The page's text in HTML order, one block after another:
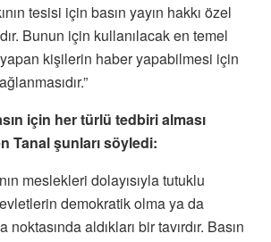
tesisi için basın yayın hakkı özel
Bunun için kullanılacak en temel
kişilerin haber yapabilmesi için
için her türlü tedbiri alması
Tanal şunları söyledi:
meslekleri dolayısıyla tutuklu
demokratik olma ya da
aldıkları bir tavırdır. Basın